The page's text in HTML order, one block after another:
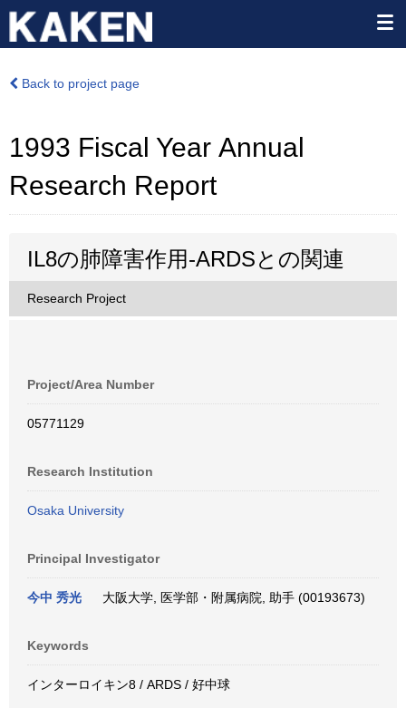
Back to project page
1993 Fiscal Year Annual
Research Report
IL8の肺障害作用-ARDSとの関連
Research Project
Project/Area Number
05771129
Research Institution
Osaka University
Principal Investigator
今中 秀光 大阪大学, 医学部・附属病院, 助手 (00193673)
Keywords
インターロイキン8 / ARDS / 好中球